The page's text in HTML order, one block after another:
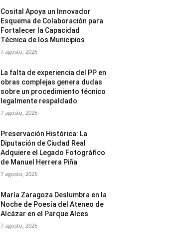
Cosital Apoya un Innovador
Esquema de Colaboración para
Fortalecer la Capacidad
Técnica de los Municipios
7 agosto, 2026
La falta de experiencia del PP en
obras complejas genera dudas
sobre un procedimiento técnico
legalmente respaldado
7 agosto, 2026
Preservación Histórica: La
Diputación de Ciudad Real
Adquiere el Legado Fotográfico
de Manuel Herrera Piña
7 agosto, 2026
María Zaragoza Deslumbra en la
Noche de Poesía del Ateneo de
Alcázar en el Parque Alces
7 agosto, 2026